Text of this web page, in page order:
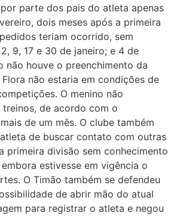
parte dos pais do atleta apenas
dois meses após a primeira
teriam ocorrido, sem
9, 17 e 30 de janeiro; e 4 de
não houve o preenchimento da
não estaria em condições de
O menino não
de acordo com o
de um mês. O clube também
de buscar contato com outras
primeira divisão sem conhecimento
estivesse em vigência o
O Timão também se defendeu
de abrir mão do atual
para registrar o atleta e negou